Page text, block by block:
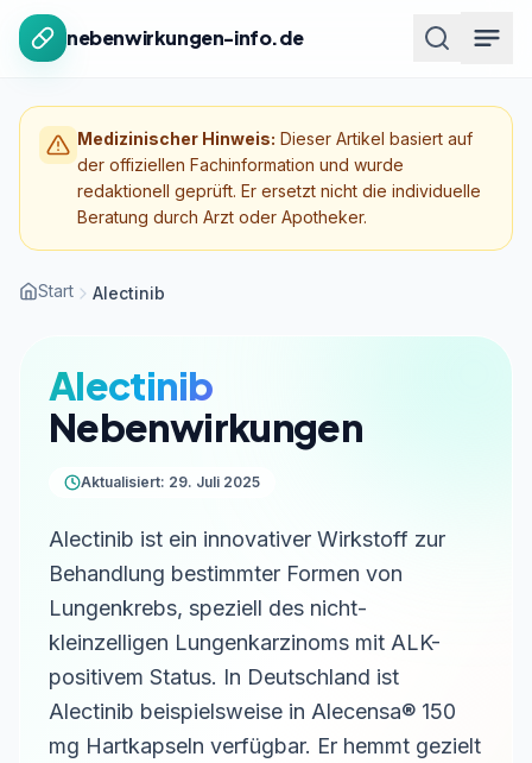
Zum Inhalt springen
nebenwirkungen-info.de
Medizinischer Hinweis: Dieser Artikel basiert auf
der offiziellen Fachinformation und wurde
redaktionell geprüft. Er ersetzt nicht die individuelle
Beratung durch Arzt oder Apotheker.
Start Alectinib
Alectinib
Nebenwirkungen
Aktualisiert: 29. Juli 2025
Alectinib ist ein innovativer Wirkstoff zur
Behandlung bestimmter Formen von
Lungenkrebs, speziell des nicht-
kleinzelligen Lungenkarzinoms mit ALK-
positivem Status. In Deutschland ist
Alectinib beispielsweise in Alecensa® 150
mg Hartkapseln verfügbar. Er hemmt gezielt